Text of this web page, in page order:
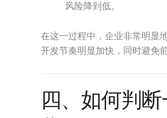
风险降到低。
在这一过程中，企业非常明显
开发节奏明显加快，同时避免
四、如何判